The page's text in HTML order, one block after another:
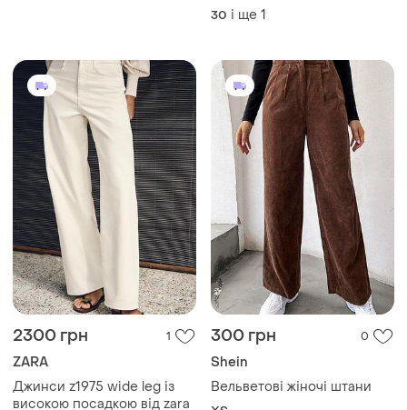
30 і ще 1
2300 грн 1
ZARA
Джинси z1975 wide leg із
високою посадкою від zara
300 грн 0
Shein
Вельветові жіночі штани